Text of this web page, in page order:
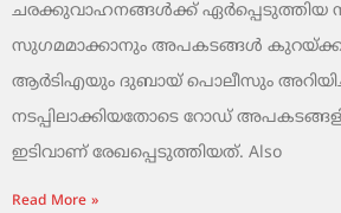
ചരക്കുവാഹനങ്ങൾക്ക് ഏർപ്പെടുത്തിയ
സുഗമമാക്കാനും അപകടങ്ങൾ
ആർടിഎയും ദുബായ് പൊലീസും
നടപ്പിലാക്കിയതോടെ റോഡ്
ഇടിവാണ് രേഖപ്പെടുത്തിയത്. Also
Read More »